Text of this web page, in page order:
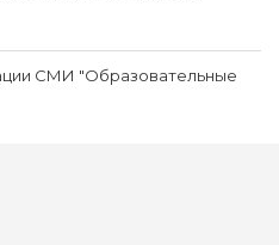
СМИ "Образовательные